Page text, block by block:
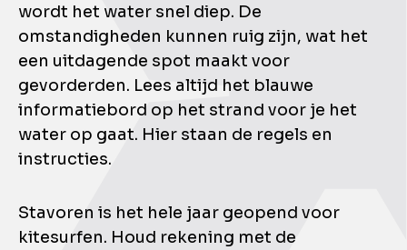
wordt het water snel diep. De
omstandigheden kunnen ruig zijn, wat het
een uitdagende spot maakt voor
gevorderden. Lees altijd het blauwe
informatiebord op het strand voor je het
water op gaat. Hier staan de regels en
instructies.
Stavoren is het hele jaar geopend voor
kitesurfen. Houd rekening met de